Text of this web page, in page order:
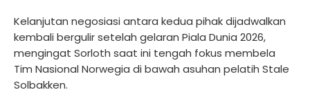
Kelanjutan negosiasi antara kedua pihak dijadwalkan
kembali bergulir setelah gelaran Piala Dunia 2026,
mengingat Sorloth saat ini tengah fokus membela
Tim Nasional Norwegia di bawah asuhan pelatih Stale
Solbakken.